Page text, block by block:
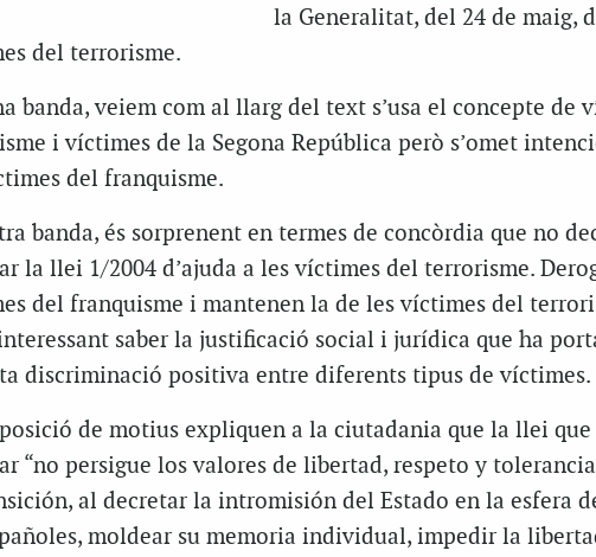
la Generalitat, del 24 de maig,
del terrorisme.
banda, veiem com al llarg del text s’usa el concepte de
i víctimes de la Segona República però s’omet
del franquisme.
banda, és sorprenent en termes de concòrdia que no
la llei 1/2004 d’ajuda a les víctimes del terrorisme.
del franquisme i mantenen la de les víctimes del
saber la justificació social i jurídica que ha
discriminació positiva entre diferents tipus de víctimes.
de motius expliquen a la ciutadania que la llei que
“no persigue los valores de libertad, respeto y
al decretar la intromisión del Estado en la esfera
moldear su memoria individual, impedir la